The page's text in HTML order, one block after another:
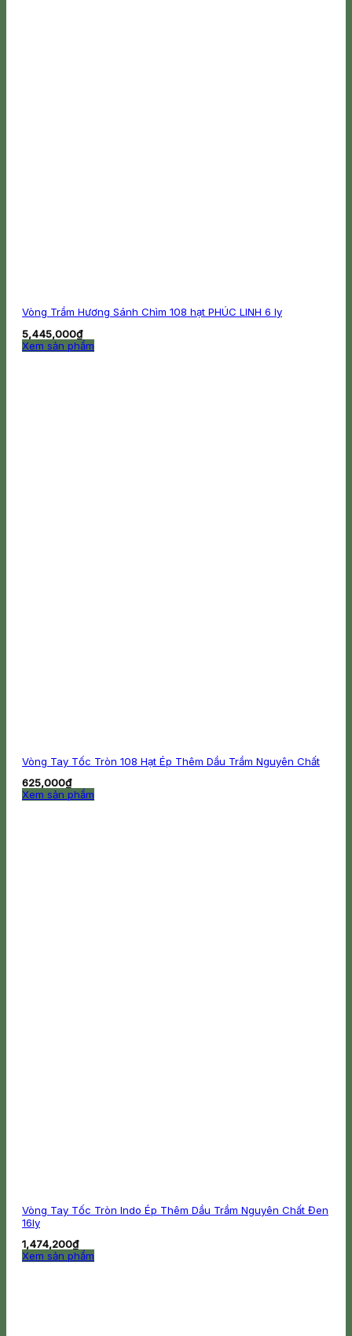
Vòng Trầm Hương Sánh Chìm 108 hạt PHÚC LINH 6 ly
5,445,000₫
Xem sản phẩm
Vòng Tay Tốc Tròn 108 Hạt Ép Thêm Dầu Trầm Nguyên Chất
625,000₫
Xem sản phẩm
Vòng Tay Tốc Tròn Indo Ép Thêm Dầu Trầm Nguyên Chất Đen
16ly
1,474,200₫
Xem sản phẩm